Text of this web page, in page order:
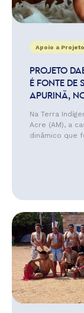
Apoio a
PROJETO
É FONTE DE
APURINÃ,
Na Terra
Acre (AM), a
dinâmico que